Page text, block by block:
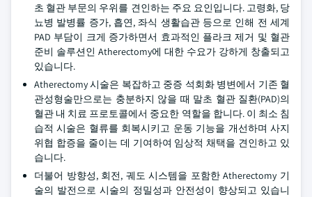
초 혈관 부문의 우위를 견인하는 주요 요인입니다. 고령화, 당
뇨병 발병률 증가, 흡연, 좌식 생활습관 등으로 인해 전 세계
PAD 부담이 크게 증가하면서 효과적인 플라크 제거 및 혈관
준비 솔루션인 Atherectomy에 대한 수요가 강하게 창출되고
있습니다.
Atherectomy 시술은 복잡하고 중증 석회화 병변에서 기존 혈
관성형술만으로는 충분하지 않을 때 말초 혈관 질환(PAD)의
혈관 내 치료 프로토콜에서 중요한 역할을 합니다. 이 최소 침
습적 시술은 혈류를 회복시키고 운동 기능을 개선하며 사지
위협 합증을 줄이는 데 기여하여 임상적 채택을 견인하고 있
습니다.
더불어 방향성, 회전, 궤도 시스템을 포함한 Atherectomy 기
술의 발전으로 시술의 정밀성과 안전성이 향상되고 있습니